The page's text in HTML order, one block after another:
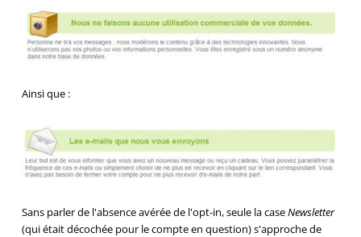
Ainsi que :
Sans parler de l'absence avérée de l'opt-in, seule la caseNewsletter
(qui était décochée pour le compte en question) s'approche de